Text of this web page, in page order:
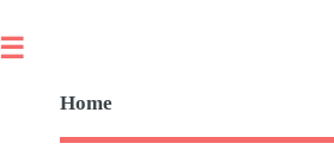
Home